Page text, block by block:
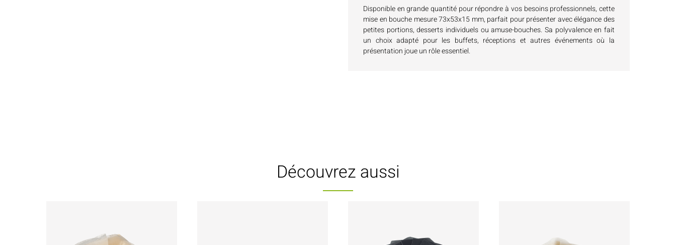
Disponible en grande quantité pour répondre à vos besoins professionnels, cette
mise en bouche mesure 73x53x15 mm, parfait pour présenter avec élégance des
petites portions, desserts individuels ou amuse-bouches. Sa polyvalence en fait
un choix adapté pour les buffets, réceptions et autres événements où la
présentation joue un rôle essentiel.
Découvrez aussi